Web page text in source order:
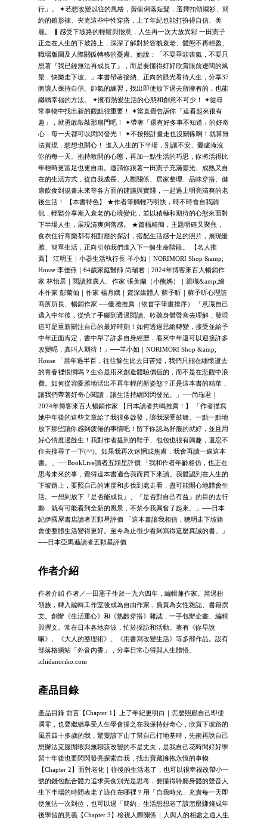
行」。 ✦若想改變以往的風格，剪個俐落短髮，選擇扣領襯衫、簡
約的錐形褲、夾克這些中性穿搭，上了年紀也能打扮得自信、美
麗。 ▎感受下坡路的輕鬆與愜意，人生再一次大放異彩 一田憲子
正走在人生的下坡路上，深深了解對於容貌衰老、體態不再輕盈、
職場版圖及人際關係轉移的憂慮。她說：「不要垂頭喪氣，不要只
想著『我已經無法再成長了』，而是要懂得好好欣賞眼前遼闊的風
景，快樂走下坡。」本書帶著接納、正向的眼光看待人生，分享37
個讓人保持自信、帥氣的練習，找出即使放下過去所擁有的，也能
繼續幸福的方法。 ✦擁有熱愛生活的心態和創意不可少！ ✦從尋
常事物中找出新的觀點很重要！ ✦當直覺告訴你「這看起來很有
趣」，就勇敢敲敲那扇門吧！ ✦帶著「還有好多事不知道」的好奇
心，每一天都可以閃閃發光！ ✦不按照計畫走也沒關係啊！就算無
法實現，想想也開心！ 進入人生的下半場，別讓不安、憂慮淹沒
你的每一天。抱持敞開的心態，再加一點生活的巧思，你將活得比
年輕時更富足也更自由。邀請你跟著一田憲子充滿靈光、成熟又自
在的生活方式，從自我成長、人際關係、居家整理、品味穿搭、健
康飲食到規畫未來等各方面的建議與實踐，一起過上明亮清爽的老
後生活！ 【本書特色】 ★作者筆觸輕巧明快，時不時會自我調
侃，輕鬆分享漸入衰老的心境變化，並以積極和期待的心態來面對
下半場人生，展現清爽俐落感。 ★篇幅精簡，主題明確又聚焦，
食衣住行育樂都有相對應的探討，搭配生活感十足的照片，展現優
雅、簡單生活，正向引領我們進入下一個生命階段。 【名人推
薦】 江明玉｜小器生活執行長 羊小如｜NORIMORI Shop &amp;
House 李佳燕｜64歲家庭醫師 尚瑞君｜2024年博客來百大暢銷作
家 林怡辰｜閱讀推廣人、作家 張美蘭（小熊媽）｜親職&amp;繪
本作家 彭菊仙｜作家 楊月娥｜資深媒體人 蘇予昕｜蘇予昕心理諮
商所所長、暢銷作家 ──優雅推薦（依首字筆畫排序） 「意識自己
邁入中年後，從慌了手腳到透過閱讀、聆聽身體聲音去理解，發現
這可是重新關注自己的最好時刻！如何透過思維轉變，接受並給予
中年正面肯定，書中舉了許多自身經歷，看來中年還可以迎接許多
改變呢，真叫人期待！」──羊小如｜NORIMORI Shop &amp;
House 「當年過半百，往往餘生比去日苦短，我們只能在緬懷逝去
的青春裡悵惘嗎？生命是用來創造體驗價值的，而不是在悲觀中浪
費。如何從容優雅地活出不再年輕的新姿態？正是這本書的精華，
讓我們帶著好奇心閱讀，讓生活持續閃閃發光。」──尚瑞君｜
2024年博客來百大暢銷作家 【日本讀者共鳴推薦！】 「作者描寫
她中年後的這些文章給了我很多啟發，讓我深受鼓舞。一點一點地
放下那些讓你感到疲倦的事情吧！留下你認為舒服的就好，並且用
好心情度過餘生！我對作者提到的鞋子、包包也很有興趣，還忍不
住去搜尋了一下(^^)。如果我再次迷惘或焦慮，我會再讀一遍這本
書。」──BookLive讀者五顆星評價 「我和作者年齡相仿，也正在
思考未來的事，覺得這本書適合我而買下來讀。我體認到在人生的
下坡路上，要照自己的速度和步伐到處走看，盡可能開心地體會生
活。一想到放下『是否能成長』、『是否對自己有益』的目的去行
動，就有可能看到全新的風景，不禁令我興奮了起來。」──日本
紀伊國屋書店讀者五顆星評價 「這本書讓我相信，聰明走下坡路
會使整體生活變得更好。至今為止很少看到寫得這麼真誠的書。」
──日本亞馬遜讀者五顆星評價
作者介紹
作者介紹 作者／一田憲子生於一九六四年，編輯兼作家。當過粉
領族，轉入編輯工作室後成為自由作家，負責為女性雜誌、書籍撰
文。創辦《生活重心》和《熟齡穿搭》雜誌，一手包辦企畫、編輯
與撰文。常在日本各地奔波，忙於採訪和活動。著有《你早說
嘛》、《大人的整理術》、《用書寫改變生活》等多部作品。設有
部落格網站「外音內香」，分享日常心得與人生體悟。
ichidanoriko.com
產品目錄
產品目錄 前言【Chapter 1】上了年紀更明白｜怎麼照顧自己即使
凋零，也要繼續享受人生學會操之在我保持好奇心，欣賞下坡路的
風景四十多歲的我，驚覺該下山了幫自己打地基時，先衝再說自己
想辦法克服閒暇與無聊該改變的不是丈夫，是我自己花時間好好學
習十年後也要閃閃發亮探索自我，找出寶藏擁抱永恆的事物
【Chapter 2】面對老化｜往後的生活老了，也可以很幸福改帶小一
號的錢包配合體力追求美食別光是思考，要懂得聆聽身體的聲音人
生下半場的時間表老了該住在哪裡？用「自我時光」充實每一天即
使無法一次到位，也可以過「簡約」生活想想老了該怎麼賺錢成年
後學習的意義【Chapter 3】檢視人際關係｜人與人的相處之道人生